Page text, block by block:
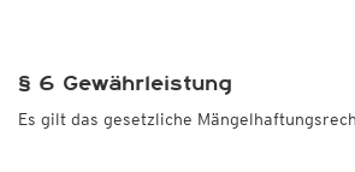
§ 6 Gewährleistung
Es gilt das gesetzliche